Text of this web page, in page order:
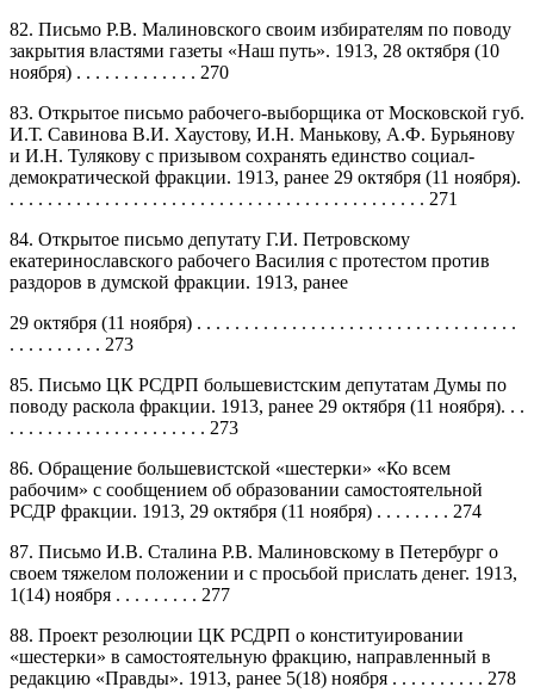
82. Письмо Р.В. Малиновского своим избирателям по поводу
закрытия властями газеты «Наш путь». 1913, 28 октября (10
ноября) . . . . . . . . . . . . . 270
83. Открытое письмо рабочего-выборщика от Московской губ.
И.Т. Савинова В.И. Хаустову, И.Н. Манькову, А.Ф. Бурьянову
и И.Н. Тулякову с призывом сохранять единство социал-
демократической фракции. 1913, ранее 29 октября (11 ноября).
. . . . . . . . . . . . . . . . . . . . . . . . . . . . . . . . . . . . . . . . . . . . 271
84. Открытое письмо депутату Г.И. Петровскому
екатеринославского рабочего Василия с протестом против
раздоров в думской фракции. 1913, ранее
29 октября (11 ноября) . . . . . . . . . . . . . . . . . . . . . . . . . . . . . . . . . .
. . . . . . . . . . 273
85. Письмо ЦК РСДРП большевистским депутатам Думы по
поводу раскола фракции. 1913, ранее 29 октября (11 ноября). . .
. . . . . . . . . . . . . . . . . . . . . 273
86. Обращение большевистской «шестерки» «Ко всем
рабочим» с сообщением об образовании самостоятельной
РСДР фракции. 1913, 29 октября (11 ноября) . . . . . . . . 274
87. Письмо И.В. Сталина Р.В. Малиновскому в Петербург о
своем тяжелом положении и с просьбой прислать денег. 1913,
1(14) ноября . . . . . . . . . 277
88. Проект резолюции ЦК РСДРП о конституировании
«шестерки» в самостоятельную фракцию, направленный в
редакцию «Правды». 1913, ранее 5(18) ноября . . . . . . . . . . 278